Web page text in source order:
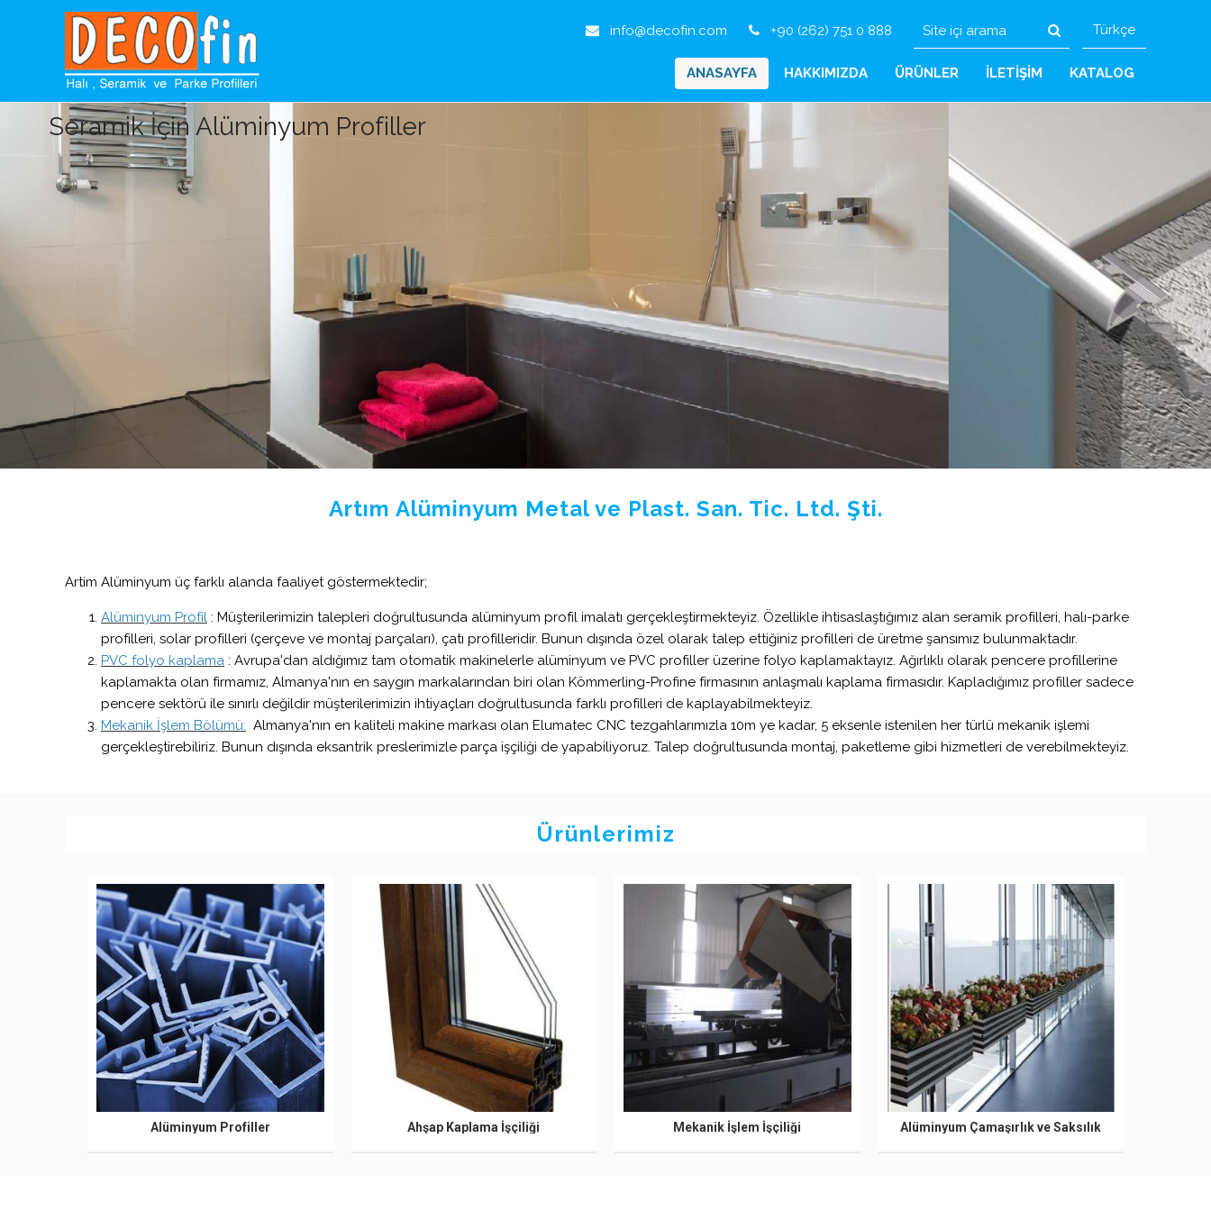
info@decofin.com +90 (262) 751 0 888 Türkçe
ANASAYFA HAKKIMIZDA ÜRÜNLER İLETİŞİM KATALOG
Seramik İçin Alüminyum Profiller
Artım Alüminyum Metal ve Plast. San. Tic. Ltd. Şti.
Artim Alüminyum üç farklı alanda faaliyet göstermektedir;
Alüminyum Profil : Müşterilerimizin talepleri doğrultusunda alüminyum profil imalatı gerçekleştirmekteyiz. Özellikle ihtisaslaştığımız alan seramik profilleri, halı-parke
profilleri, solar profilleri (çerçeve ve montaj parçaları), çatı profilleridir. Bunun dışında özel olarak talep ettiğiniz profilleri de üretme şansımız bulunmaktadır.
PVC folyo kaplama : Avrupa'dan aldığımız tam otomatik makinelerle alüminyum ve PVC profiller üzerine folyo kaplamaktayız. Ağırlıklı olarak pencere profillerine
kaplamakta olan firmamız, Almanya'nın en saygın markalarından biri olan Kömmerling-Profine firmasının anlaşmalı kaplama firmasıdır. Kapladığımız profiller sadece
pencere sektörü ile sınırlı değildir müşterilerimizin ihtiyaçları doğrultusunda farklı profilleri de kaplayabilmekteyiz.
Mekanik İşlem Bölümü: Almanya'nın en kaliteli makine markası olan Elumatec CNC tezgahlarımızla 10m ye kadar, 5 eksenle istenilen her türlü mekanik işlemi
gerçekleştirebiliriz. Bunun dışında eksantrik preslerimizle parça işçiliği de yapabiliyoruz. Talep doğrultusunda montaj, paketleme gibi hizmetleri de verebilmekteyiz.
Ürünlerimiz
Alüminyum Profiller Ahşap Kaplama İşçiliği Mekanik İşlem İşçiliği Alüminyum Çamaşırlık ve Saksılık